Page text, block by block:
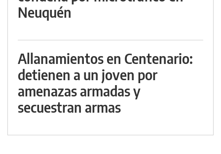
Neuquén
Allanamientos en Centenario:
detienen a un joven por
amenazas armadas y
secuestran armas